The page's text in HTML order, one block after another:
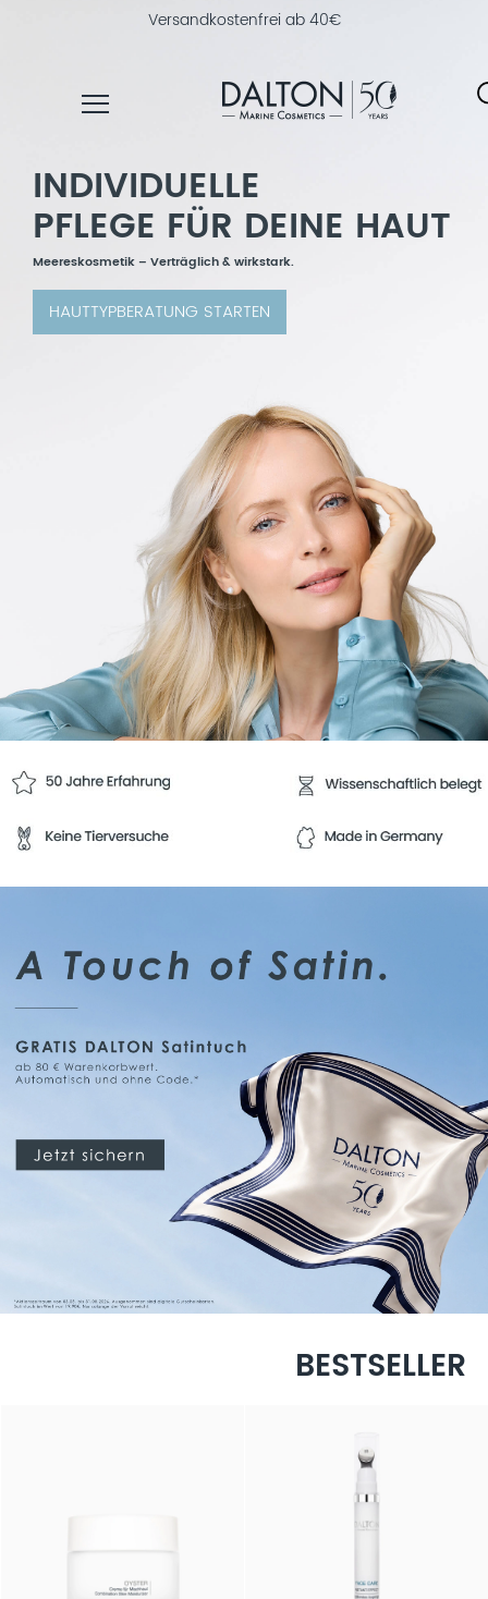
30 Tage Geld-zurück-Garantie
PRODUKTE
PFLEGELINIEN
NAHRUNGSERGÄNZUNG
PRODUKTFINDER
ÜBER
INDIVIDUELLE
PFLEGE FÜR DEINE HAUT
Meereskosmetik – Verträglich & wirkstark.
HAUTTYPBERATUNG STARTEN
BESTSELLER